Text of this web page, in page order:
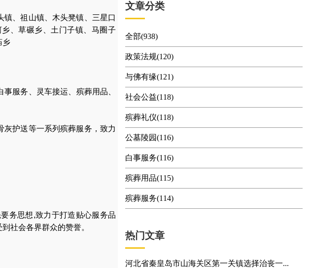
、祖山镇、木头凳镇、三星口
、草碾乡、土门子镇、马圈子
乡
事服务 灵车接运 殡葬用品
灰护送等一系列殡葬服务， 致力
务思想,致力于打造贴心服务品
社会各界群众的赞誉。
文章分类
全部(938)
政策法规(120)
与佛有缘(121)
社会公益(118)
殡葬礼仪(118)
公墓陵园(116)
白事服务(116)
殡葬用品(115)
殡葬服务(114)
热门文章
河北省秦皇岛市山海关区第一关镇选择治丧一...